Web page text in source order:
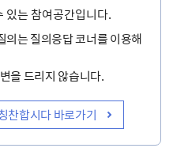
있는 참여공간입니다.
는 질의응답 코너를 이용해
을 드리지 않습니다.
찬합시다 바로가기